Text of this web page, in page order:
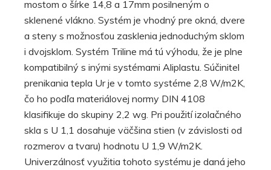
mostom o šírke 14,8 a 17mm posilneným o
sklenené vlákno. Systém je vhodný pre okná, dvere
a steny s možnosťou zasklenia jednoduchým sklom
i dvojsklom. Systém Triline má tú výhodu, že je plne
kompatibilný s inými systémami Aliplastu. Súčinitel
prenikania tepla Ur je v tomto systéme 2,8 W/m2K,
čo ho podľa materiálovej normy DIN 4108
klasifikuje do skupiny 2,2 wg. Pri použití izolačného
skla s U 1,1 dosahuje väčšina stien (v závislosti od
rozmerov a tvaru) hodnotu U 1,9 W/m2K.
Univerzálnosť využitia tohoto systému je daná jeho